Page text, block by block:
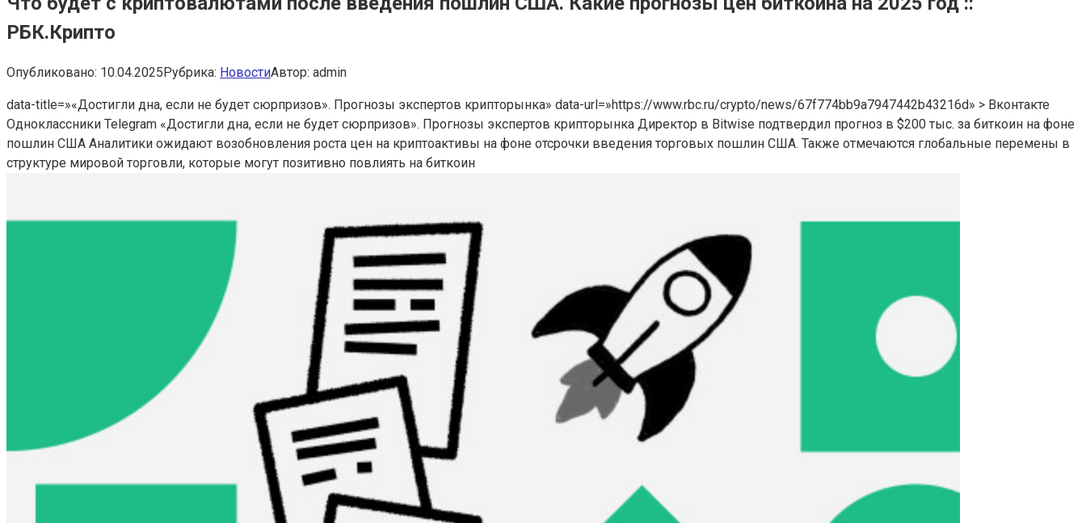
РБК.Крипто
Опубликовано: 10.04.2025Рубрика: НовостиАвтор: admin
data-title=»«Достигли дна, если не будет сюрпризов». Прогнозы экспертов крипторынка» data-url=»https://www.rbc.ru/crypto/news/67f774bb9a7947442b43216d» > Вконтакте
Одноклассники Telegram «Достигли дна, если не будет сюрпризов». Прогнозы экспертов крипторынка Директор в Bitwise подтвердил прогноз в $200 тыс. за биткоин на фоне
пошлин США Аналитики ожидают возобновления роста цен на криптоактивы на фоне отсрочки введения торговых пошлин США. Также отмечаются глобальные перемены в
структуре мировой торговли, которые могут позитивно повлиять на биткоин